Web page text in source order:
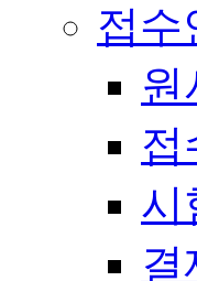
접수
원
접
시
결